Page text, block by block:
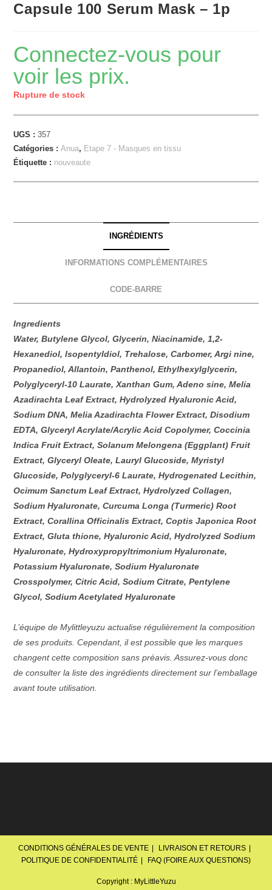
Capsule 100 Serum Mask – 1p
Connectez-vous pour
voir les prix.
Rupture de stock
UGS :357
Catégories :Anua, Etape 7 - Masques en tissu
Étiquette : nouveaute
INGRÉDIENTS
INFORMATIONS COMPLÉMENTAIRES
CODE-BARRE
Ingredients
Water, Butylene Glycol, Glycerin, Niacinamide, 1,2-
Hexanediol, Isopentyldiol, Trehalose, Carbomer, Argi nine,
Propanediol, Allantoin, Panthenol, Ethylhexylglycerin,
Polyglyceryl-10 Laurate, Xanthan Gum, Adeno sine, Melia
Azadirachta Leaf Extract, Hydrolyzed Hyaluronic Acid,
Sodium DNA, Melia Azadirachta Flower Extract, Disodium
EDTA, Glyceryl Acrylate/Acrylic Acid Copolymer, Coccinia
Indica Fruit Extract, Solanum Melongena (Eggplant) Fruit
Extract, Glyceryl Oleate, Lauryl Glucoside, Myristyl
Glucoside, Polyglyceryl-6 Laurate, Hydrogenated Lecithin,
Ocimum Sanctum Leaf Extract, Hydrolyzed Collagen,
Sodium Hyaluronate, Curcuma Longa (Turmeric) Root
Extract, Corallina Officinalis Extract, Coptis Japonica Root
Extract, Gluta thione, Hyaluronic Acid, Hydrolyzed Sodium
Hyaluronate, Hydroxypropyltrimonium Hyaluronate,
Potassium Hyaluronate, Sodium Hyaluronate
Crosspolymer, Citric Acid, Sodium Citrate, Pentylene
Glycol, Sodium Acetylated Hyaluronate
L’équipe de Mylittleyuzu actualise régulièrement la composition
de ses produits. Cependant, il est possible que les marques
changent cette composition sans préavis. Assurez-vous donc
de consulter la liste des ingrédients directement sur l’emballage
avant toute utilisation.
CONDITIONS GÉNÉRALES DE VENTE
LIVRAISON ET RETOURS
POLITIQUE DE CONFIDENTIALITÉ
FAQ (FOIRE AUX QUESTIONS)
Copyright : MyLittleYuzu